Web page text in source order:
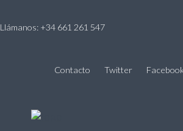
Llámanos: +34 661 261 547
Contacto Twitter